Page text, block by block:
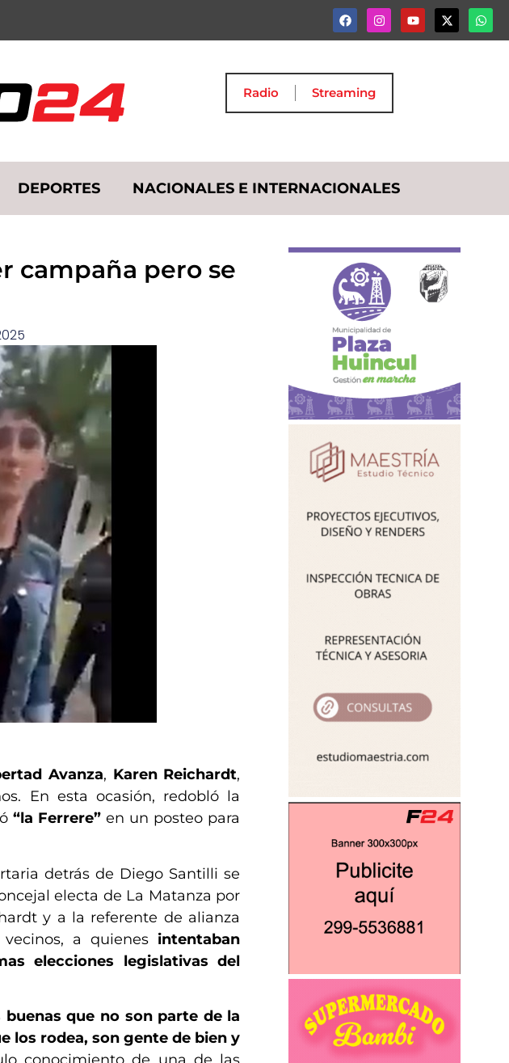
Radio Streaming
DEPORTES NACIONALES E INTERNACIONALES
campaña pero se
Avanza, Karen Reichardt,
En esta ocasión, redobló la
“la Ferrere”en un posteo para
detrás de Diego Santilli se
electa de La Matanza por
y a la referente de alianza
a quienes intentaban
elecciones legislativas del
que no son parte de la
los rodea, son gente de bien y